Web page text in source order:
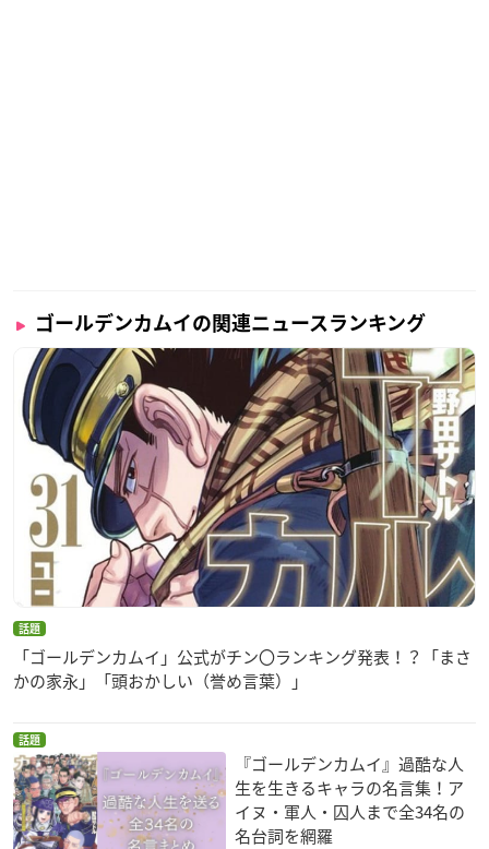
ゴールデンカムイの関連ニュースランキング
話題
「ゴールデンカムイ」公式がチン〇ランキング発表！？「まさ
かの家永」「頭おかしい（誉め言葉）」
話題
『ゴールデンカムイ』過酷な人
生を生きるキャラの名言集！ア
イヌ・軍人・囚人まで全34名の
名台詞を網羅